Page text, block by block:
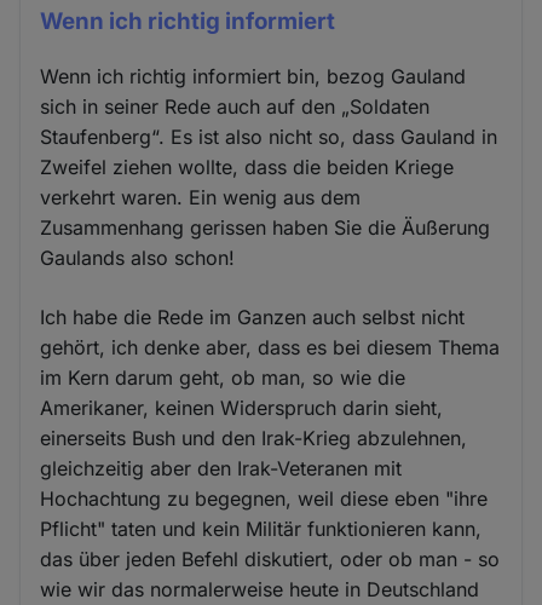
Wenn ich richtig informiert
Wenn ich richtig informiert bin, bezog Gauland
sich in seiner Rede auch auf den „Soldaten
Staufenberg“. Es ist also nicht so, dass Gauland in
Zweifel ziehen wollte, dass die beiden Kriege
verkehrt waren. Ein wenig aus dem
Zusammenhang gerissen haben Sie die Äußerung
Gaulands also schon!
Ich habe die Rede im Ganzen auch selbst nicht
gehört, ich denke aber, dass es bei diesem Thema
im Kern darum geht, ob man, so wie die
Amerikaner, keinen Widerspruch darin sieht,
einerseits Bush und den Irak-Krieg abzulehnen,
gleichzeitig aber den Irak-Veteranen mit
Hochachtung zu begegnen, weil diese eben "ihre
Pflicht" taten und kein Militär funktionieren kann,
das über jeden Befehl diskutiert, oder ob man - so
wie wir das normalerweise heute in Deutschland